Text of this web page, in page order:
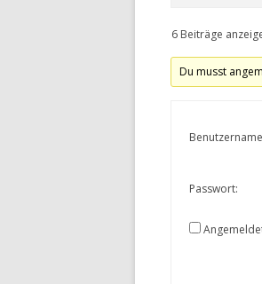
6 Beiträge
Du musst
Passwort: